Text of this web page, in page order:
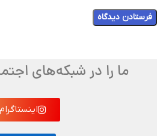
ما را در شبکه‌های
اینستاگرام